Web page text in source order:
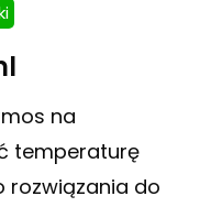
na
temperaturę
rozwiązania do